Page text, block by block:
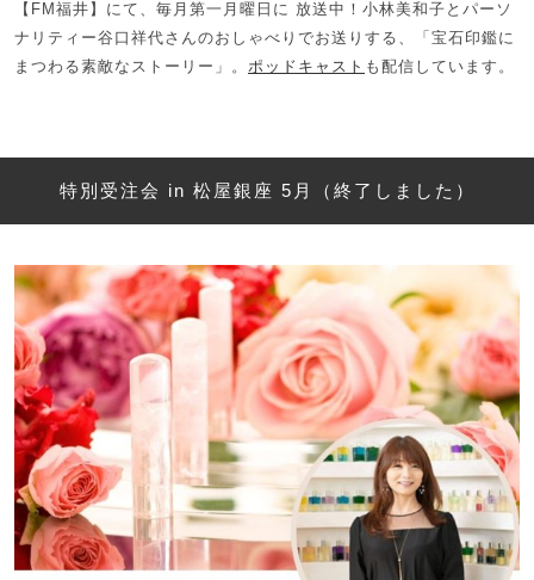
【FM福井】にて、毎月第一月曜日に 放送中！小林美和子とパーソ
ナリティー谷口祥代さんのおしゃべりでお送りする、「宝石印鑑に
まつわる素敵なストーリー」。 ポッドキャスト も配信しています。
特別受注会 in 松屋銀座 5月（終了しました）